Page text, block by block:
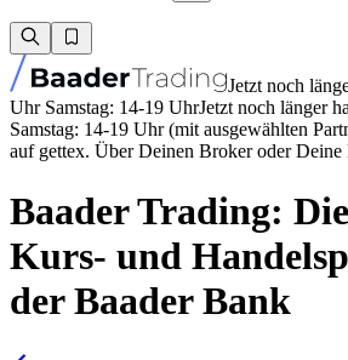
Jetzt noch
Uhr Samstag: 14-19 UhrJetzt noch länger
Samstag: 14-19 Uhr (mit ausgewählten
auf gettex. Über Deinen Broker oder Deine
Baader Trading:
Kurs- und
der Baader Bank